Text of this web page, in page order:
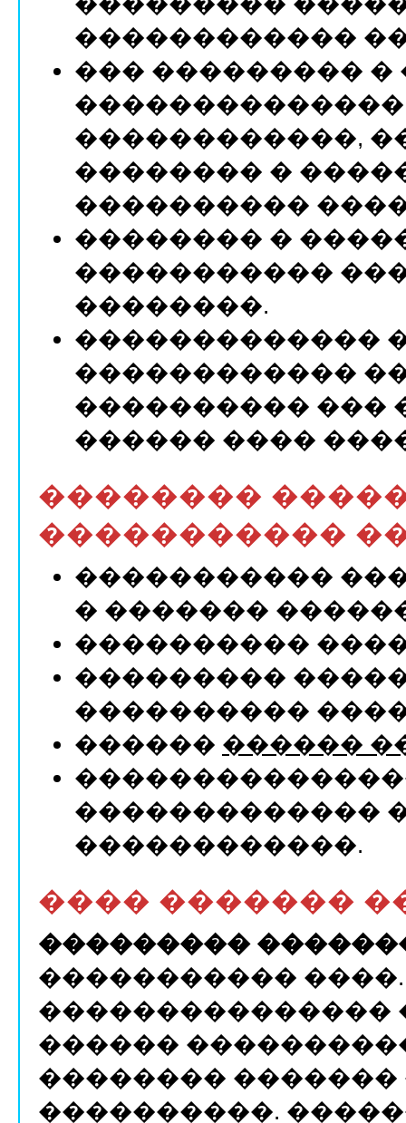
������������
��� ��������� �
������������,
�������� �
����������
�������� �
�����������
��������.
�������������
������������
���������� ���
������ ����
��������
�����������
�����������
� �������
����������
���������
����������
������ ������
�������������
������������.
���� �������
���������
�����������
���������������
������
��������
����������.